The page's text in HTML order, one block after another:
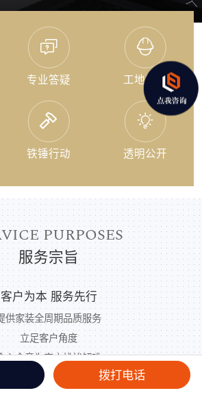
专业答疑 工地管控
铁锤行动 透明公开
PURPOSES
服务宗旨
客户为本 服务先行
供家装全周期品质服务
立足客户角度
心全意为客户排忧解难
材料
拨打电话